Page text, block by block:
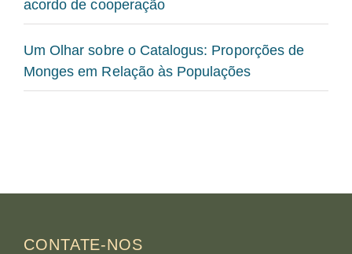
acordo de cooperação
Um Olhar sobre o Catalogus: Proporções de
Monges em Relação às Populações
CONTATE-NOS